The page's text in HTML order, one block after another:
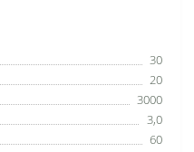
30
20
3000
3,0
60